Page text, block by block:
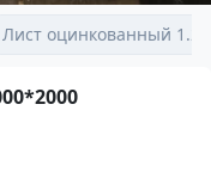
Лист оцинкованный 1.2